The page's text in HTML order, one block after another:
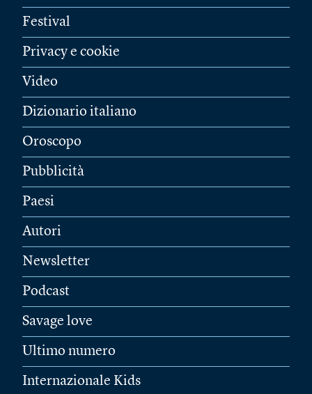
Festival
Privacy e cookie
Video
Dizionario italiano
Oroscopo
Pubblicità
Paesi
Autori
Newsletter
Podcast
Savage love
Ultimo numero
Internazionale Kids